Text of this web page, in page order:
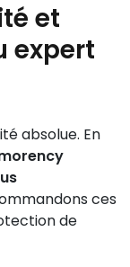
et
expert
absolue. En
ces
de